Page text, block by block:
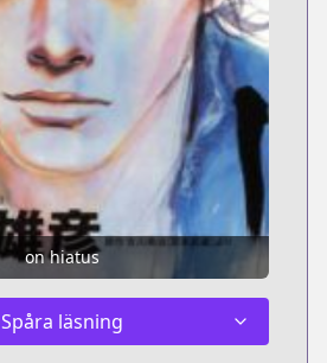
on hiatus
Spåra läsning